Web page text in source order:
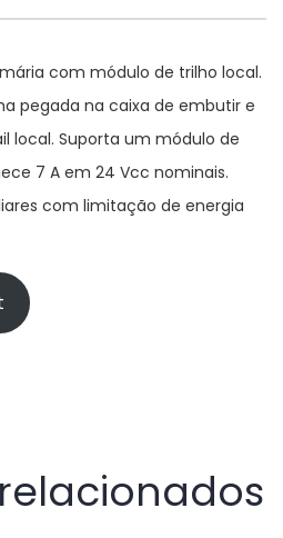
com módulo de trilho local.
pegada na caixa de embutir e
local. Suporta um módulo de
7 A em 24 Vcc nominais.
com limitação de energia